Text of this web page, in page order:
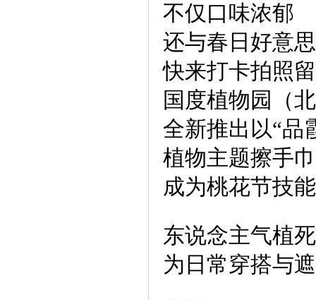
不仅口味浓郁
还与春日好意
快来打卡拍照
国度植物园（
全新推出以“品
植物主题擦手巾
成为桃花节技
东说念主气植
为日常穿搭与